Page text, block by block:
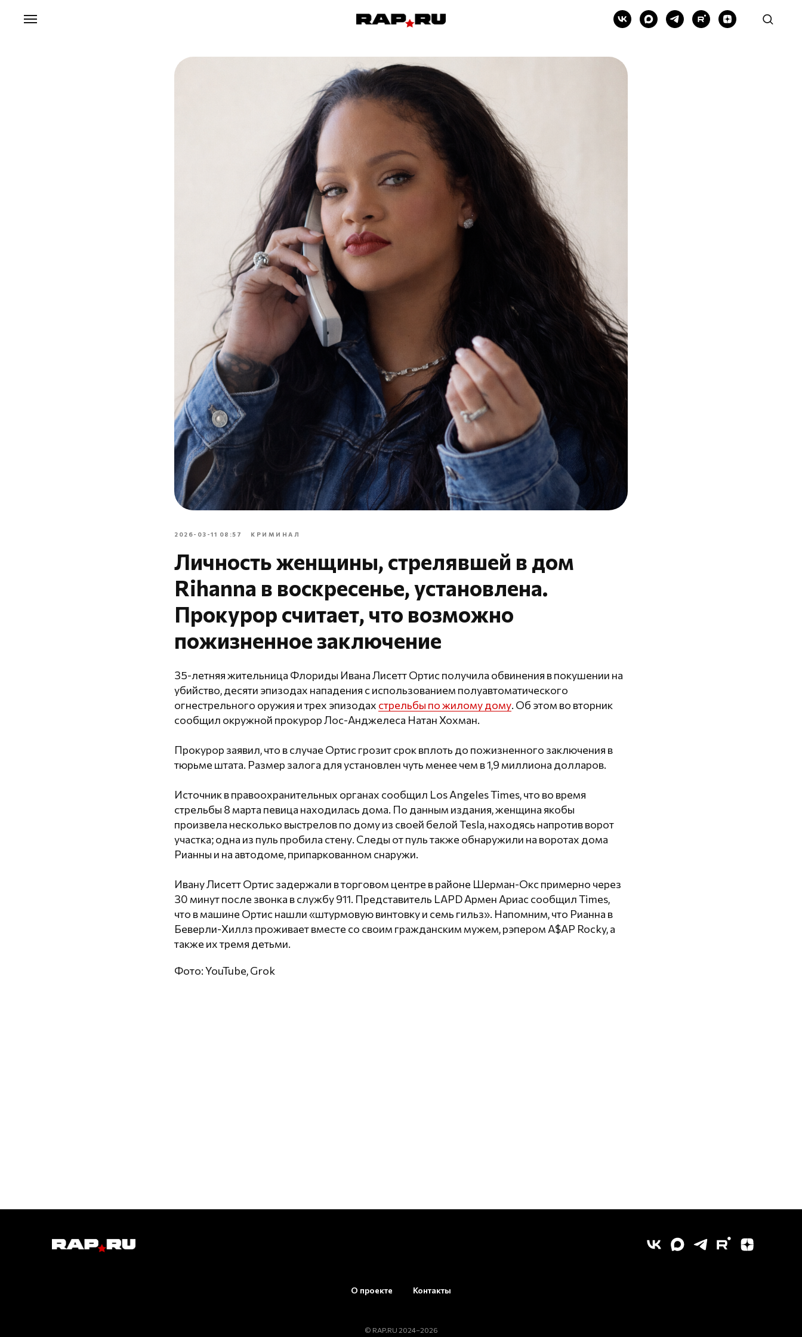
2026-03-11 08:57 КРИМИНАЛ
Личность женщины, стрелявшей в дом
Rihanna в воскресенье, установлена.
Прокурор считает, что возможно
пожизненное заключение
35-летняя жительница Флориды Ивана Лисетт Ортис получила обвинения в покушении на
убийство, десяти эпизодах нападения с использованием полуавтоматического
огнестрельного оружия и трех эпизодах стрельбы по жилому дому. Об этом во вторник
сообщил окружной прокурор Лос-Анджелеса Натан Хохман.
Прокурор заявил, что в случае Ортис грозит срок вплоть до пожизненного заключения в
тюрьме штата. Размер залога для установлен чуть менее чем в 1,9 миллиона долларов.
Источник в правоохранительных органах сообщил Los Angeles Times, что во время
стрельбы 8 марта певица находилась дома. По данным издания, женщина якобы
произвела несколько выстрелов по дому из своей белой Tesla, находясь напротив ворот
участка; одна из пуль пробила стену. Следы от пуль также обнаружили на воротах дома
Рианны и на автодоме, припаркованном снаружи.
Ивану Лисетт Ортис задержали в торговом центре в районе Шерман-Окс примерно через
30 минут после звонка в службу 911. Представитель LAPD Армен Ариас сообщил Times,
что в машине Ортис нашли «штурмовую винтовку и семь гильз». Напомним, что Рианна в
Беверли-Хиллз проживает вместе со своим гражданским мужем, рэпером A$AP Rocky, а
также их тремя детьми.
Фото: YouTube, Grok
О проекте Контакты
© RAP.RU 2024–2026